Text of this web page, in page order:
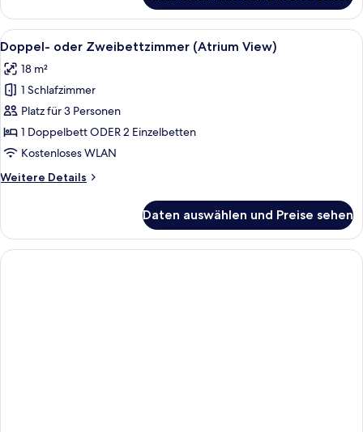
anzeigen
oder
Zweibettzimmer
(with
Extra
Bed)
Alle
Fotos
für
Doppel-
oder
Zweibettzimmer
(Atrium
anzeigen
Ein Hotelzimmer mit Marmorwand,
9
Doppel- oder Zweibettzimmer (Atrium View)
18 m²
1 Schlafzimmer
Platz für 3 Personen
1 Doppelbett ODER 2 Einzelbetten
Kostenloses WLAN
Weitere Details
Weitere
oder
Zweibettzimmer
(Atrium
Daten auswählen und Preise sehen